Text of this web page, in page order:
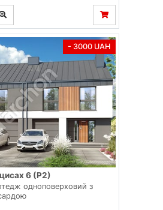
- 3000 UAH
6 (Р2)
одноповерховий з